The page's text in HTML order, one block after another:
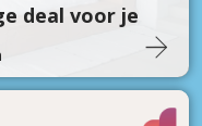
deal voor je